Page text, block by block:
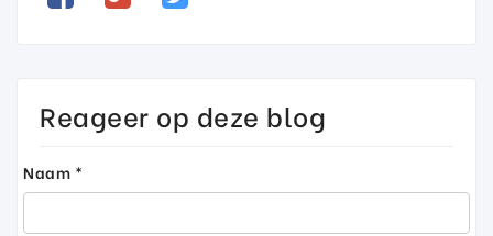
Reageer op deze blog
Naam *